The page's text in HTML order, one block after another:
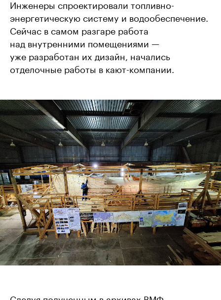
Инженеры спроектировали топливно-
энергетическую систему и водообеспечение.
Сейчас в самом разгаре работа
над внутренними помещениями —
уже разработан их дизайн, начались
отделочные работы в кают-компании.